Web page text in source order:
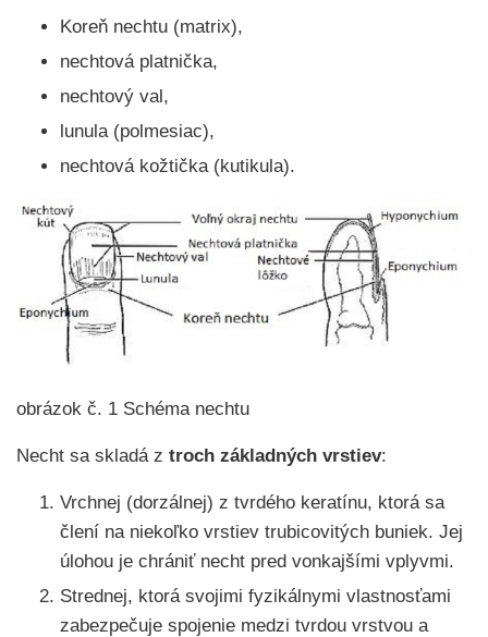
Koreň nechtu (matrix),
nechtová platnička,
nechtový val,
lunula (polmesiac),
nechtová kožtička (kutikula).
obrázok č. 1 Schéma nechtu
Necht sa skladá z troch základných vrstiev:
Vrchnej (dorzálnej) z tvrdého keratínu, ktorá sa
člení na niekoľko vrstiev trubicovitých buniek. Jej
úlohou je chrániť necht pred vonkajšími vplyvmi.
Strednej, ktorá svojimi fyzikálnymi vlastnosťami
zabezpečuje spojenie medzi tvrdou vrstvou a